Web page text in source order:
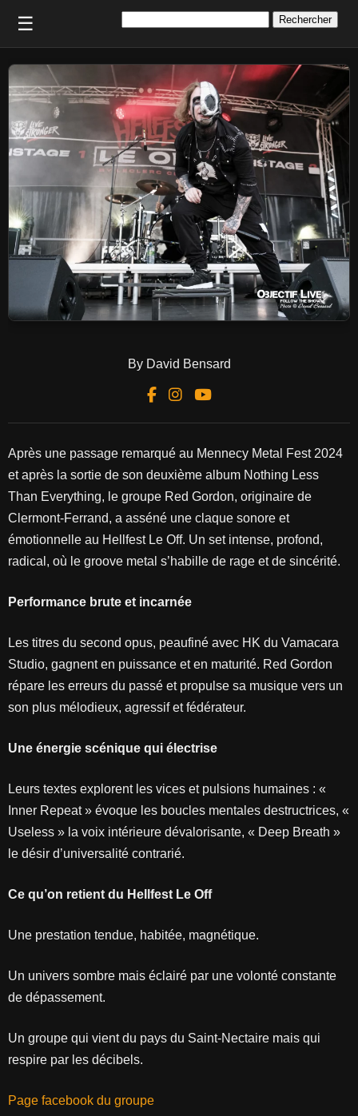
☰
By David Bensard
Après une passage remarqué au Mennecy Metal Fest 2024
et après la sortie de son deuxième album Nothing Less
Than Everything, le groupe Red Gordon, originaire de
Clermont-Ferrand, a asséné une claque sonore et
émotionnelle au Hellfest Le Off. Un set intense, profond,
radical, où le groove metal s’habille de rage et de sincérité.
Performance brute et incarnée
Les titres du second opus, peaufiné avec HK du Vamacara
Studio, gagnent en puissance et en maturité. Red Gordon
répare les erreurs du passé et propulse sa musique vers un
son plus mélodieux, agressif et fédérateur.
Une énergie scénique qui électrise
Leurs textes explorent les vices et pulsions humaines : «
Inner Repeat » évoque les boucles mentales destructrices, «
Useless » la voix intérieure dévalorisante, « Deep Breath »
le désir d’universalité contrarié.
Ce qu’on retient du Hellfest Le Off
Une prestation tendue, habitée, magnétique.
Un univers sombre mais éclairé par une volonté constante
de dépassement.
Un groupe qui vient du pays du Saint-Nectaire mais qui
respire par les décibels.
Page facebook du groupe